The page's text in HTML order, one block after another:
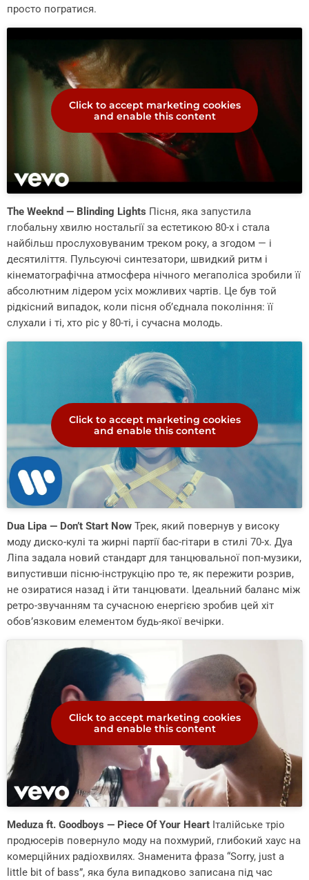
просто погратися.
Click to accept marketing cookies
and enable this content
The Weeknd — Blinding Lights Пісня, яка запустила
глобальну хвилю ностальгії за естетикою 80-х і стала
найбільш прослуховуваним треком року, а згодом — і
десятиліття. Пульсуючі синтезатори, швидкий ритм і
кінематографічна атмосфера нічного мегаполіса зробили її
абсолютним лідером усіх можливих чартів. Це був той
рідкісний випадок, коли пісня об’єднала покоління: її
слухали і ті, хто ріс у 80-ті, і сучасна молодь.
Click to accept marketing cookies
and enable this content
Dua Lipa — Don’t Start Now Трек, який повернув у високу
моду диско-кулі та жирні партії бас-гітари в стилі 70-х. Дуа
Ліпа задала новий стандарт для танцювальної поп-музики,
випустивши пісню-інструкцію про те, як пережити розрив,
не озиратися назад і йти танцювати. Ідеальний баланс між
ретро-звучанням та сучасною енергією зробив цей хіт
обов’язковим елементом будь-якої вечірки.
Click to accept marketing cookies
and enable this content
Meduza ft. Goodboys — Piece Of Your Heart Італійське тріо
продюсерів повернуло моду на похмурий, глибокий хаус на
комерційних радіохвилях. Знаменита фраза “Sorry, just a
little bit of bass”, яка була випадково записана під час